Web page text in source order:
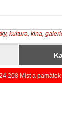
kultura, kina,
24 208 Míst a památek